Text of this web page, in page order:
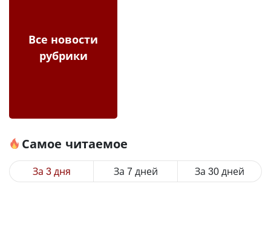
Все новости
рубрики
Самое читаемое
За 3 дня За 7 дней За 30 дней